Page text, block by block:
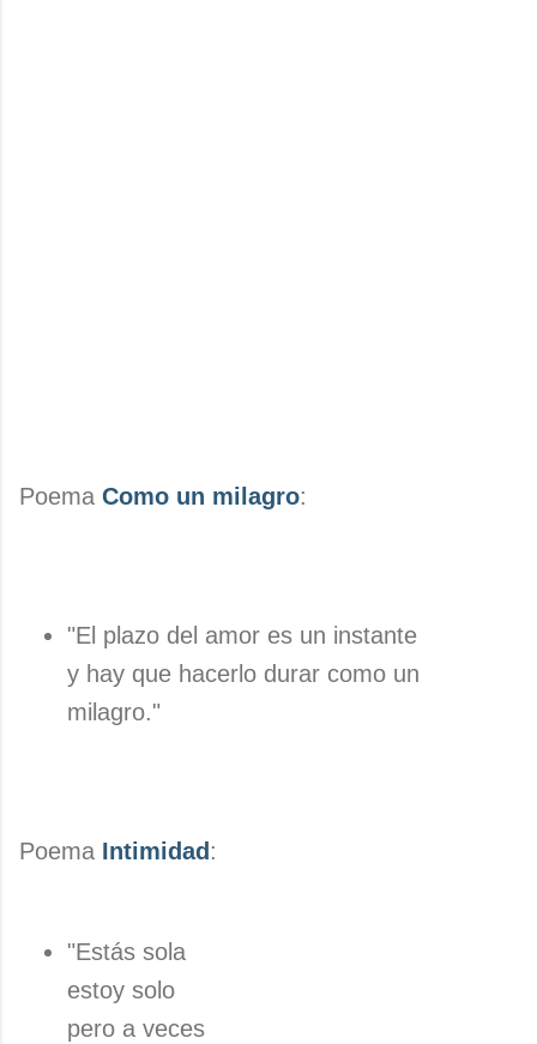
Poema Como un milagro:
"El plazo del amor es un instante
y hay que hacerlo durar como un
milagro."
Poema Intimidad :
"Estás sola
estoy solo
pero a veces